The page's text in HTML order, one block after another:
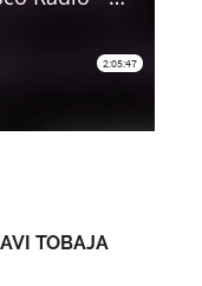
TOBAJA